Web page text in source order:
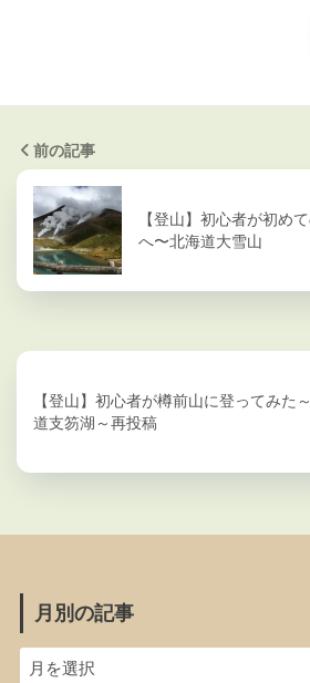
前の記事
【登山】初心者が初め
へ〜北海道大雪山
【登山】初心者が樽前山に登ってみた
道支笏湖～再投稿
月別の記事